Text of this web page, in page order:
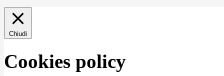
Chiudi
Cookies policy